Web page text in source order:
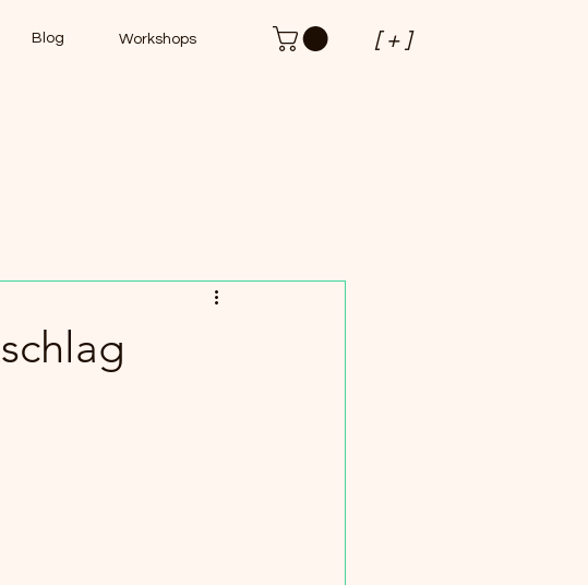
Blog Workshops [ + ]